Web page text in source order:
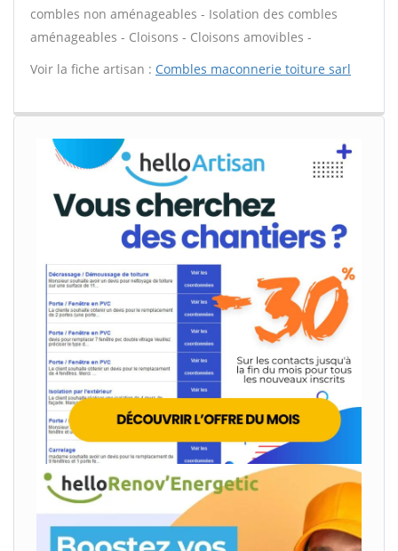
combles non aménageables - Isolation des combles
aménageables - Cloisons - Cloisons amovibles -
Voir la fiche artisan : Combles maconnerie toiture sarl